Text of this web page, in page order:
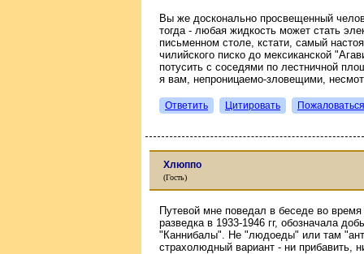
Вы же досконально просвещенный
тогда - любая жидкость может стать
письменном столе, кстати, самый
чилийского писко до мексиканской
потусить с соседями по лестничной
я вам, непроницаемо-зловещими,
Ответить Цитировать Пожаловаться
Хлюппо
(Гость)
Путевой мне поведал в беседе во время
разведка в 1933-1946 гг, обозначала
"Каннибалы". Не "людоеды" или там
страхолюдный вариант - ни прибавить,